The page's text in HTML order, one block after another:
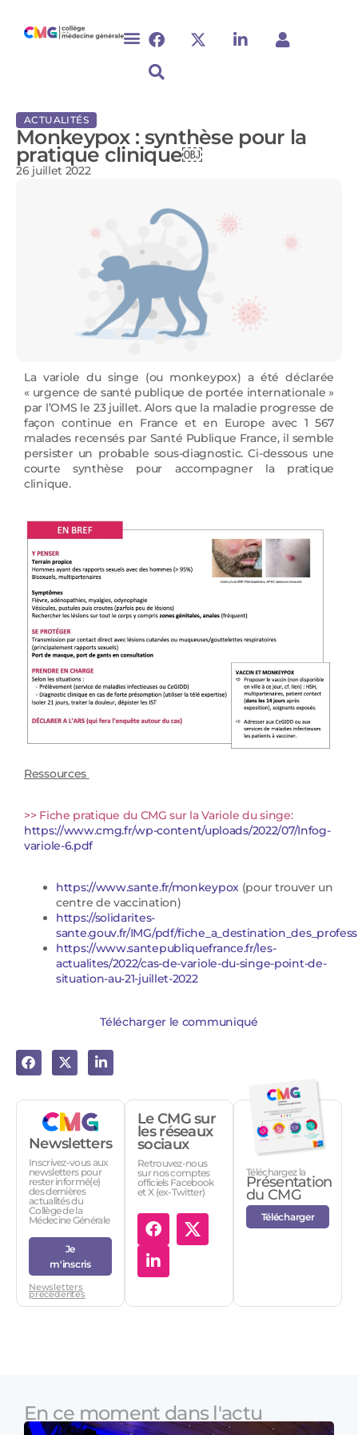
ACTUALITÉS
Monkeypox : synthèse pour la
pratique clinique￼
26 juillet 2022
La variole du singe (ou monkeypox) a été déclarée
« urgence de santé publique de portée internationale »
par l’OMS le 23 juillet. Alors que la maladie progresse de
façon continue en France et en Europe avec 1 567
malades recensés par Santé Publique France, il semble
persister un probable sous-diagnostic. Ci-dessous une
courte synthèse pour accompagner la pratique
clinique.
Ressources
>> Fiche pratique du CMG sur la Variole du singe:
https://www.cmg.fr/wp-content/uploads/2022/07/Infog-
variole-6.pdf
https://www.sante.fr/monkeypox (pour trouver un
centre de vaccination)
https://solidarites-
sante.gouv.fr/IMG/pdf/
https://www.santepubliquefrance.fr/les-
actualites/2022/cas-de-variole-du-singe-point-de-
situation-au-21-juillet-2022
Télécharger le communiqué
Newsletters
Inscrivez-vous aux
newsletters pour
rester informé(e)
des dernières
actualités du
Collège de la
Médecine Générale
Je
m'inscris
Newsletters
précédentes
Le CMG sur
les réseaux
sociaux
Retrouvez-nous
sur nos comptes
officiels Facebook
et X (ex-Twitter)
Téléchargez la
Présentation
du CMG
Télécharger
En ce moment dans l'actu